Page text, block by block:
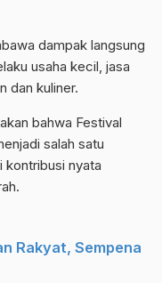
dampak langsung
usaha kecil, jasa
dan kuliner.
bahwa Festival
salah satu
kontribusi nyata
Rakyat, Sempena